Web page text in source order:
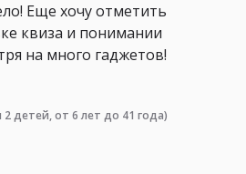
Еще хочу отметить
квиза и понимании
на много гаджетов!
2 детей, от 6 лет до 41 года)